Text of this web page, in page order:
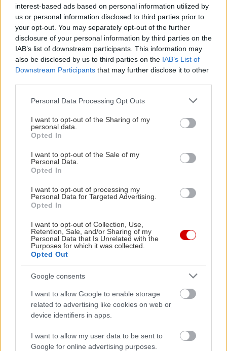
interest-based ads based on personal information utilized by
us or personal information disclosed to third parties prior to
your opt-out. You may separately opt-out of the further
disclosure of your personal information by third parties on the
IAB’s list of downstream participants. This information may
also be disclosed by us to third parties on the IAB’s List of
Downstream Participants that may further disclose it to other
Please note that this website/app uses one or more Google
not limited to your visit or usage behaviour. You may click to
grant or deny consent to Google and its third-party tags to
use your data for below specified purposes in below Google
consent section.
Personal Data Processing Opt Outs
I want to opt-out of the Sharing of my
personal data.
Opted In
I want to opt-out of the Sale of my
Personal Data.
Opted In
I want to opt-out of processing my
Personal Data for Targeted Advertising.
Opted In
I want to opt-out of Collection, Use,
Retention, Sale, and/or Sharing of my
Personal Data that Is Unrelated with the
Purposes for which it was collected.
Opted Out
Google consents
I want to allow Google to enable storage
related to advertising like cookies on web or
device identifiers in apps.
I want to allow my user data to be sent to
Google for online advertising purposes.